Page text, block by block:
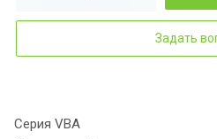
Задать
Серия VBA